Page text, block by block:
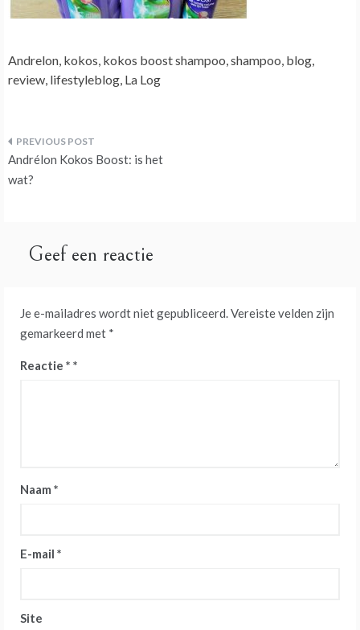
Andrelon, kokos, kokos boost shampoo, shampoo, blog,
review, lifestyleblog, La Log
Bericht
navigatie
Andrélon Kokos Boost: is het
wat?
Geef een reactie
Je e-mailadres wordt niet gepubliceerd.Vereiste velden zijn
gemarkeerd met *
Reactie *
Naam *
E-mail *
Site